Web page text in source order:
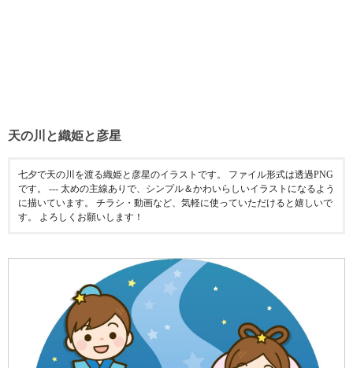
天の川と織姫と彦星
七夕で天の川を渡る織姫と彦星のイラストです。 ファイル形式は透過PNG
です。 --- 太めの主線ありで、シンプル＆かわいらしいイラストになるよう
に描いています。 チラシ・動画など、気軽に使っていただけると嬉しいで
す。 よろしくお願いします！